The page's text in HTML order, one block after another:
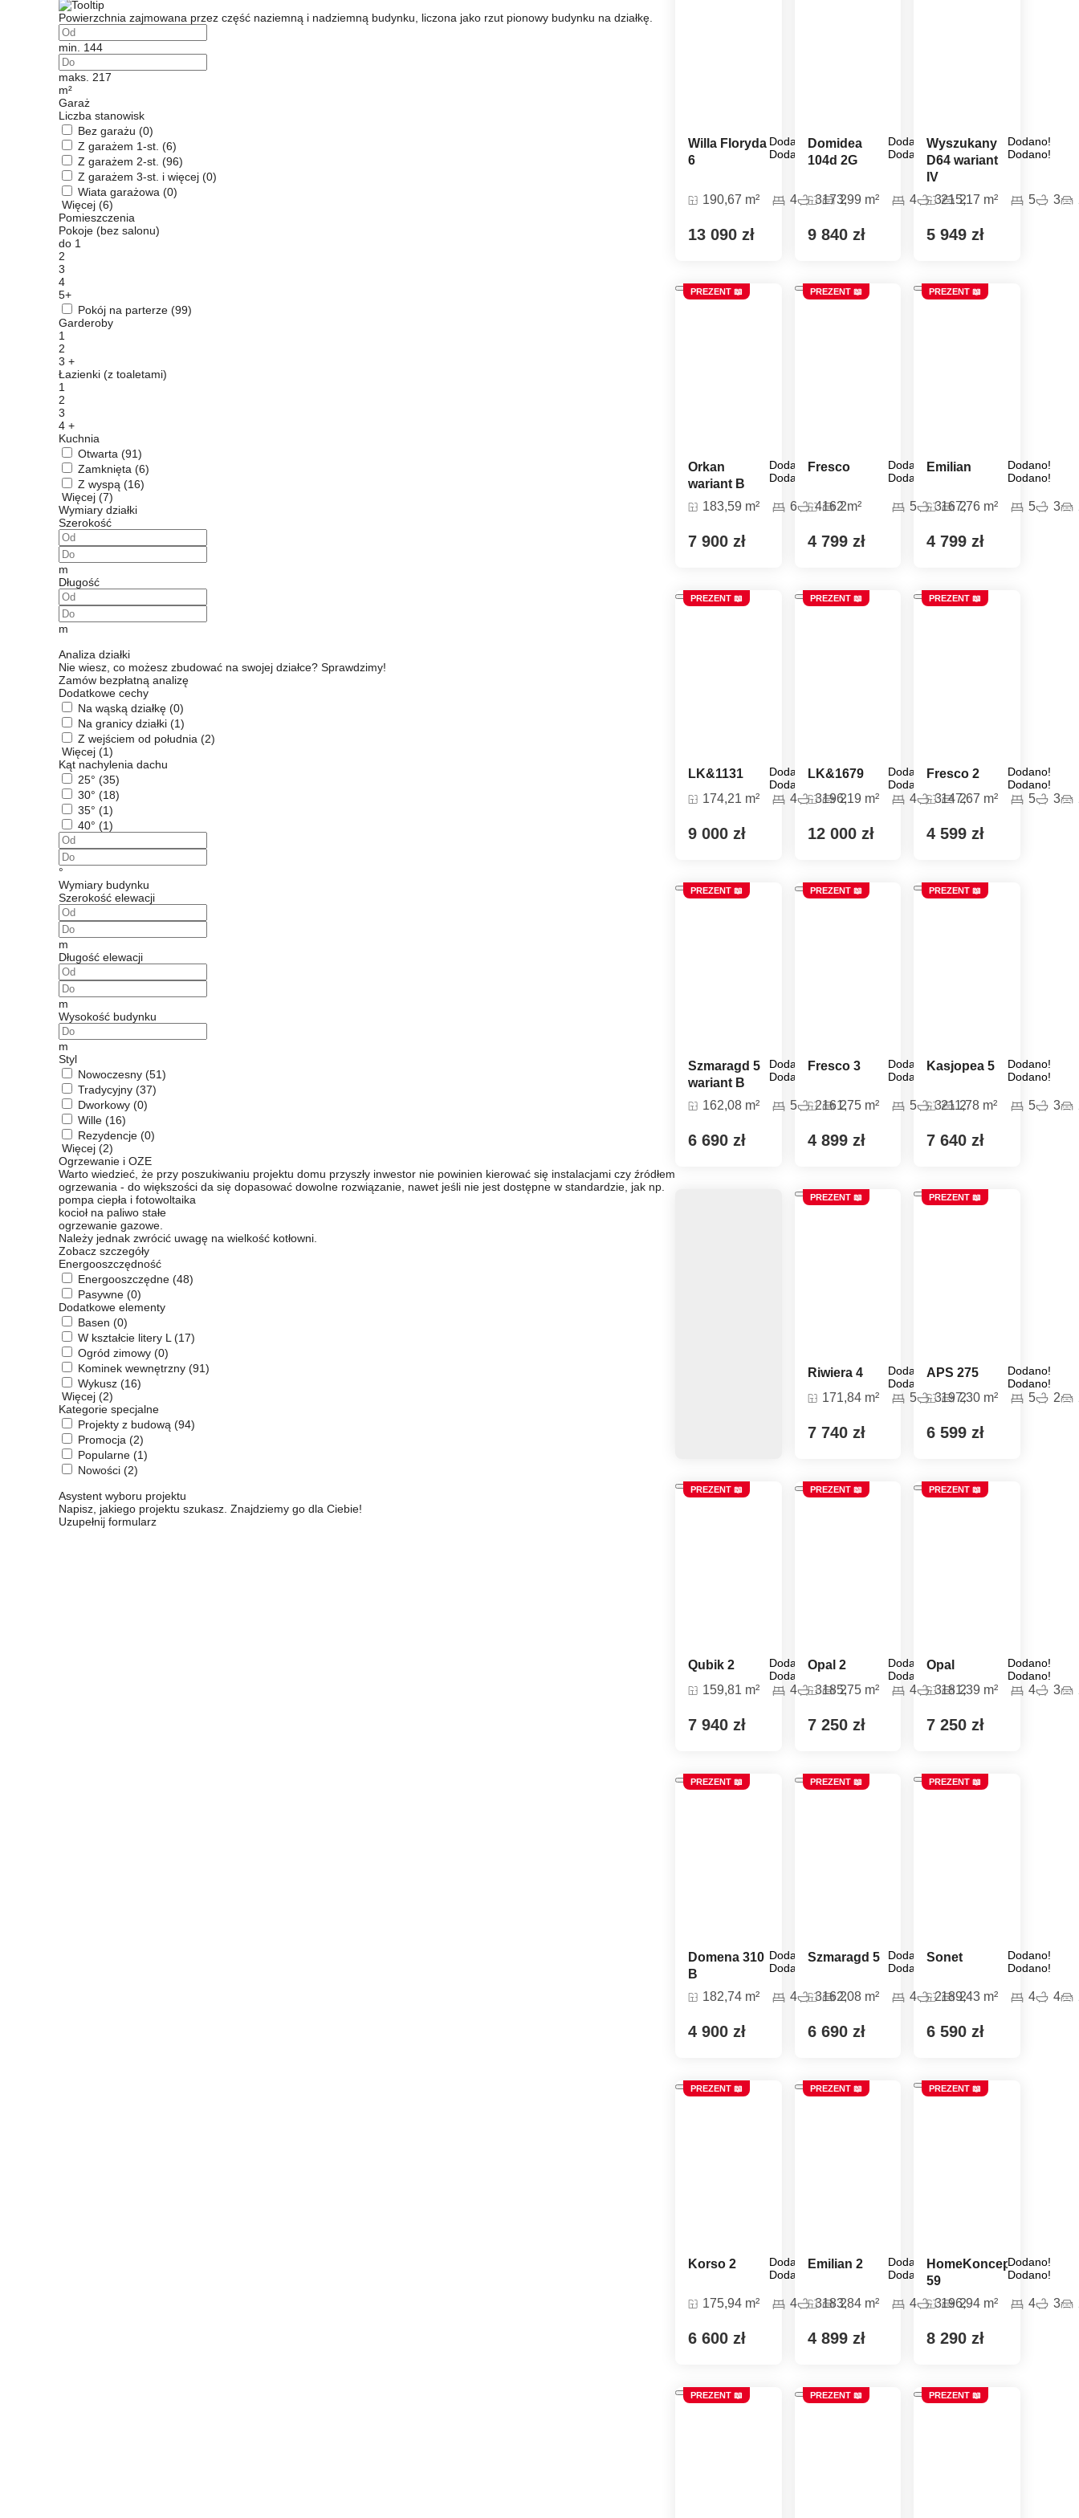
Zobacz wszystkie kategorie
Zobacz wszystkie porady
Powierzchnia zajmowana przez część naziemną i nadziemną budynku, liczona jako rzut pionowy budynku na działkę.
min. 144
maks. 217
m²
Garaż
Liczba stanowisk
Bez garażu (0)
Z garażem 1-st. (6)
Z garażem 2-st. (96)
Z garażem 3-st. i więcej (0)
Wiata garażowa (0)
Więcej (6)
Pomieszczenia
Pokoje (bez salonu)
do 1
2
3
4
5+
Pokój na parterze (99)
Garderoby
1
2
3 +
Łazienki (z toaletami)
1
2
3
4 +
Kuchnia
Otwarta (91)
Zamknięta (6)
Z wyspą (16)
Więcej (7)
Wymiary działki
Szerokość
m
Długość
m
Analiza działki
Nie wiesz, co możesz zbudować na swojej działce? Sprawdzimy!
Zamów bezpłatną analizę
Dodatkowe cechy
Na wąską działkę (0)
Na granicy działki (1)
Z wejściem od południa (2)
Więcej (1)
Kąt nachylenia dachu
25° (35)
30° (18)
35° (1)
40° (1)
°
Wymiary budynku
Szerokość elewacji
m
Długość elewacji
m
Wysokość budynku
m
Styl
Nowoczesny (51)
Tradycyjny (37)
Dworkowy (0)
Wille (16)
Rezydencje (0)
Więcej (2)
Ogrzewanie i OZE
Warto wiedzieć, że przy poszukiwaniu projektu domu przyszły inwestor nie powinien kierować się instalacjami czy źródłem
ogrzewania - do większości da się dopasować dowolne rozwiązanie, nawet jeśli nie jest dostępne w standardzie, jak np.
pompa ciepła i fotowoltaika
kocioł na paliwo stałe
ogrzewanie gazowe.
Należy jednak zwrócić uwagę na wielkość kotłowni.
Zobacz szczegóły
Energooszczędność
Energooszczędne (48)
Pasywne (0)
Dodatkowe elementy
Basen (0)
W kształcie litery L (17)
Ogród zimowy (0)
Kominek wewnętrzny (91)
Wykusz (16)
Więcej (2)
Kategorie specjalne
Projekty z budową (94)
Promocja (2)
Popularne (1)
Nowości (2)
Asystent wyboru projektu
Napisz, jakiego projektu szukasz. Znajdziemy go dla Ciebie!
Uzupełnij formularz
Willa Floryda
6
Dodano!
Dodano!
190,67 m² 4 3 2
13 090 zł
Domidea
104d 2G
Dodano!
Dodano!
173,99 m² 4 3 2
9 840 zł
Wyszukany
D64 wariant
IV
Dodano!
Dodano!
215,17 m² 5 3
5 949 zł
Orkan
wariant B
Dodano!
Dodano!
183,59 m² 6 4 2
7 900 zł
PREZENT 📖
Fresco
Dodano!
Dodano!
162 m² 5 3 2
4 799 zł
PREZENT 📖
Emilian
Dodano!
Dodano!
167,76 m² 5 3
4 799 zł
PREZENT 📖
LK&1131
Dodano!
Dodano!
174,21 m² 4 3 2
9 000 zł
PREZENT 📖
LK&1679
Dodano!
Dodano!
196,19 m² 4 3 2
12 000 zł
PREZENT 📖
Fresco 2
Dodano!
Dodano!
147,67 m² 5 3
4 599 zł
PREZENT 📖
Szmaragd 5
wariant B
Dodano!
Dodano!
162,08 m² 5 2 2
6 690 zł
PREZENT 📖
Fresco 3
Dodano!
Dodano!
161,75 m² 5 3 2
4 899 zł
PREZENT 📖
Kasjopea 5
Dodano!
Dodano!
211,78 m² 5 3
7 640 zł
PREZENT 📖
Riwiera 4
Dodano!
Dodano!
171,84 m² 5 3 2
7 740 zł
PREZENT 📖
APS 275
Dodano!
Dodano!
197,30 m² 5 2
6 599 zł
PREZENT 📖
Qubik 2
Dodano!
Dodano!
159,81 m² 4 3 2
7 940 zł
PREZENT 📖
Opal 2
Dodano!
Dodano!
185,75 m² 4 3 2
7 250 zł
PREZENT 📖
Opal
Dodano!
Dodano!
181,39 m² 4 3
7 250 zł
PREZENT 📖
Domena 310
B
Dodano!
Dodano!
182,74 m² 4 3 2
4 900 zł
PREZENT 📖
Szmaragd 5
Dodano!
Dodano!
162,08 m² 4 2 2
6 690 zł
PREZENT 📖
Sonet
Dodano!
Dodano!
189,43 m² 4 4
6 590 zł
PREZENT 📖
Korso 2
Dodano!
Dodano!
175,94 m² 4 3 2
6 600 zł
PREZENT 📖
Emilian 2
Dodano!
Dodano!
183,84 m² 4 3 2
4 899 zł
PREZENT 📖
HomeKoncept
59
Dodano!
Dodano!
196,94 m² 4 3
8 290 zł
PREZENT 📖
PREZENT 📖 PREZENT 📖 PREZENT 📖